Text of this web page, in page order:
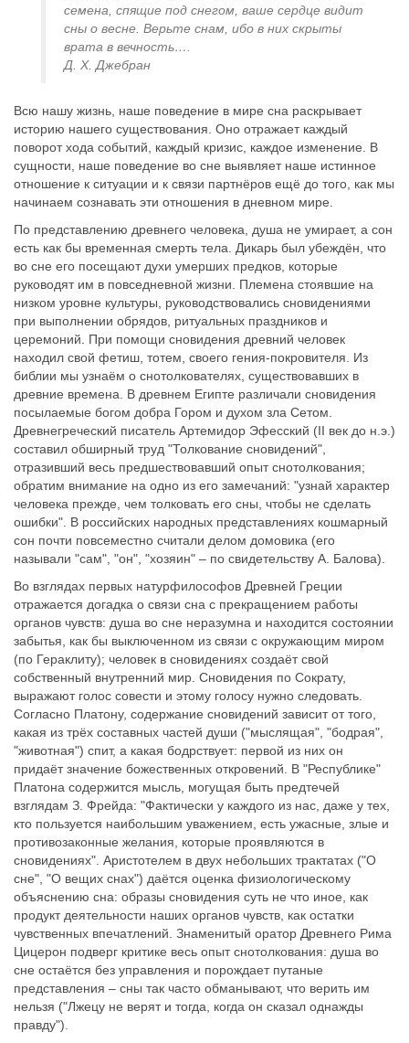
семена, спящие под снегом, ваше сердце видит
сны о весне. Верьте снам, ибо в них скрыты
врата в вечность….
Д. Х. Джебран
Всю нашу жизнь, наше поведение в мире сна раскрывает
историю нашего существования. Оно отражает каждый
поворот хода событий, каждый кризис, каждое изменение. В
сущности, наше поведение во сне выявляет наше истинное
отношение к ситуации и к связи партнёров ещё до того, как мы
начинаем сознавать эти отношения в дневном мире.
По представлению древнего человека, душа не умирает, а сон
есть как бы временная смерть тела. Дикарь был убеждён, что
во сне его посещают духи умерших предков, которые
руководят им в повседневной жизни. Племена стоявшие на
низком уровне культуры, руководствовались сновидениями
при выполнении обрядов, ритуальных праздников и
церемоний. При помощи сновидения древний человек
находил свой фетиш, тотем, своего гения-покровителя. Из
библии мы узнаём о снотолкователях, существовавших в
древние времена. В древнем Египте различали сновидения
посылаемые богом добра Гором и духом зла Сетом.
Древнегреческий писатель Артемидор Эфесский (II век до н.э.)
составил обширный труд "Толкование сновидений",
отразивший весь предшествовавший опыт снотолкования;
обратим внимание на одно из его замечаний: "узнай характер
человека прежде, чем толковать его сны, чтобы не сделать
ошибки". В российских народных представлениях кошмарный
сон почти повсеместно считали делом домовика (его
называли "сам", "он", "хозяин" – по свидетельству А. Балова).
Во взглядах первых натурфилософов Древней Греции
отражается догадка о связи сна с прекращением работы
органов чувств: душа во сне неразумна и находится состоянии
забытья, как бы выключенном из связи с окружающим миром
(по Гераклиту); человек в сновидениях создаёт свой
собственный внутренний мир. Сновидения по Сократу,
выражают голос совести и этому голосу нужно следовать.
Согласно Платону, содержание сновидений зависит от того,
какая из трёх составных частей души ("мыслящая", "бодрая",
"животная") спит, а какая бодрствует: первой из них он
придаёт значение божественных откровений. В "Республике"
Платона содержится мысль, могущая быть предтечей
взглядам З. Фрейда: "Фактически у каждого из нас, даже у тех,
кто пользуется наибольшим уважением, есть ужасные, злые и
противозаконные желания, которые проявляются в
сновидениях". Аристотелем в двух небольших трактатах ("О
сне", "О вещих снах") даётся оценка физиологическому
объяснению сна: образы сновидения суть не что иное, как
продукт деятельности наших органов чувств, как остатки
чувственных впечатлений. Знаменитый оратор Древнего Рима
Цицерон подверг критике весь опыт снотолкования: душа во
сне остаётся без управления и порождает путаные
представления – сны так часто обманывают, что верить им
нельзя ("Лжецу не верят и тогда, когда он сказал однажды
правду").